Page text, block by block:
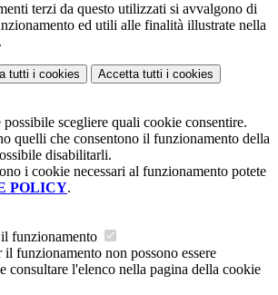
terzi da questo utilizzati si avvalgono di
ed utili alle finalità illustrate nella
.
tutti i cookies Accetta tutti i cookies
possibile scegliere quali cookie consentire.
quelli che consentono il funzionamento della
disabilitarli.
i cookie necessari al funzionamento potete
POLICY.
funzionamento
il funzionamento non possono essere
consultare l'elenco nella pagina della cookie